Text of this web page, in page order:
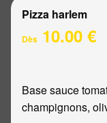
Pizza harlem
Dès 10.00 €
Base sauce
champignons,